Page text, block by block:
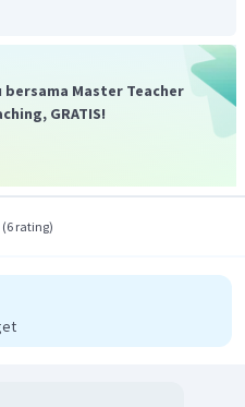
Master Teacher
GRATIS!
(6 rating)